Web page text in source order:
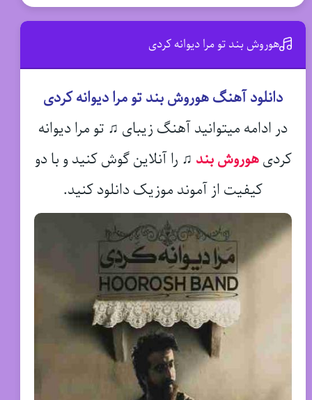
هوروش بند تو مرا دیوانه کردی
دانلود آهنگ هوروش بند تو مرا دیوانه کردی
در ادامه میتوانید آهنگ زیبای ♫ تو مرا دیوانه
کردیهوروش بند ♫ را آنلاین گوش کنید و با دو
کیفیت از آموند موزیک دانلود کنید.